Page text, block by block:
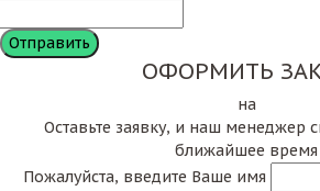
ОФОРМИТЬ
на
Оставьте заявку, и наш менеджер
ближайшее время
Пожалуйста, введите Ваше имя